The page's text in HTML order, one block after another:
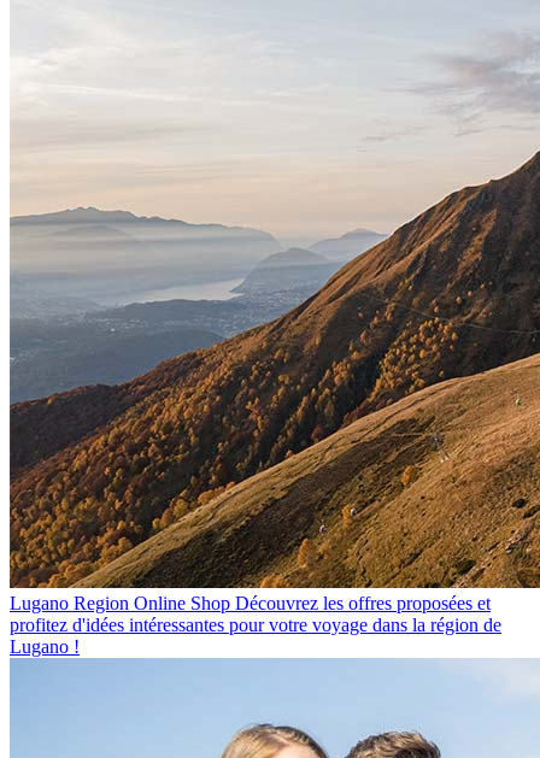
Lugano Region Online Shop Découvrez les offres proposées et
profitez d'idées intéressantes pour votre voyage dans la région de
Lugano !